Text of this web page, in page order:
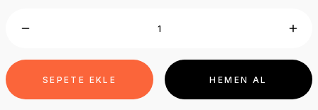
SEPETE EKLE HEMEN AL